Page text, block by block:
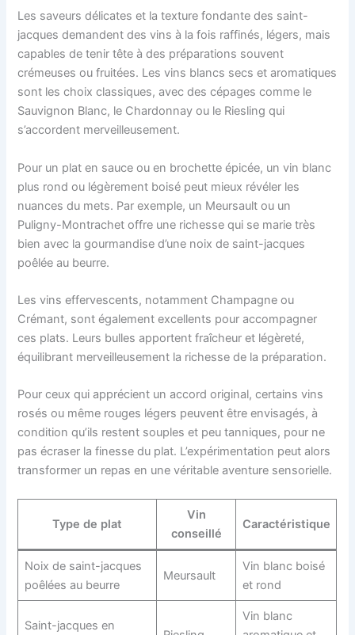
Les saveurs délicates et la texture fondante des saint-
jacques demandent des vins à la fois raffinés, légers, mais
capables de tenir tête à des préparations souvent
crémeuses ou fruitées. Les vins blancs secs et aromatiques
sont les choix classiques, avec des cépages comme le
Sauvignon Blanc, le Chardonnay ou le Riesling qui
s’accordent merveilleusement.
Pour un plat en sauce ou en brochette épicée, un vin blanc
plus rond ou légèrement boisé peut mieux révéler les
nuances du mets. Par exemple, un Meursault ou un
Puligny-Montrachet offre une richesse qui se marie très
bien avec la gourmandise d’une noix de saint-jacques
poêlée au beurre.
Les vins effervescents, notamment Champagne ou
Crémant, sont également excellents pour accompagner
ces plats. Leurs bulles apportent fraîcheur et légèreté,
équilibrant merveilleusement la richesse de la préparation.
Pour ceux qui apprécient un accord original, certains vins
rosés ou même rouges légers peuvent être envisagés, à
condition qu’ils restent souples et peu tanniques, pour ne
pas écraser la finesse du plat. L’expérimentation peut alors
transformer un repas en une véritable aventure sensorielle.
Type de plat
Vin
conseillé
Caractéristique
Noix de saint-jacques
poêlées au beurre
Meursault
Vin blanc boisé
et rond
Saint-jacques en
Vin blanc